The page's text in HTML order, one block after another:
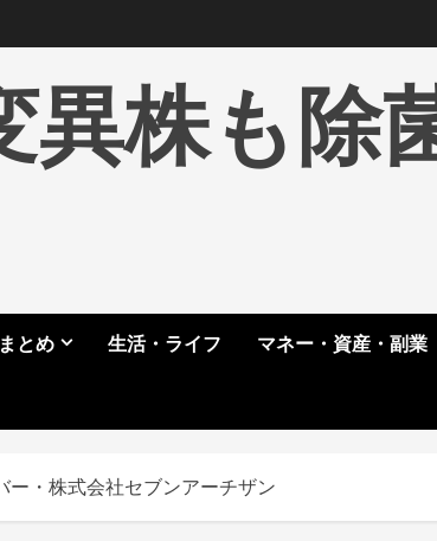
株も除
とめ 生活・ライフ マネー・資産・副業
ー・株式会社セブンアーチザン